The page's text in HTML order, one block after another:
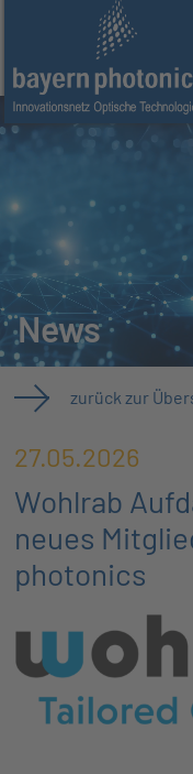
News
zurück zur
27.05.2026
Wohlrab
neues
photonics